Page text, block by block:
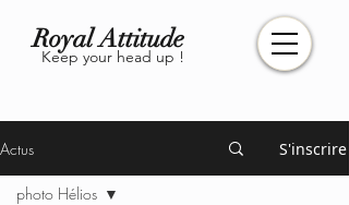
Keep your head up !
Royal Attitude
Actus S'inscrire
photo Hélios